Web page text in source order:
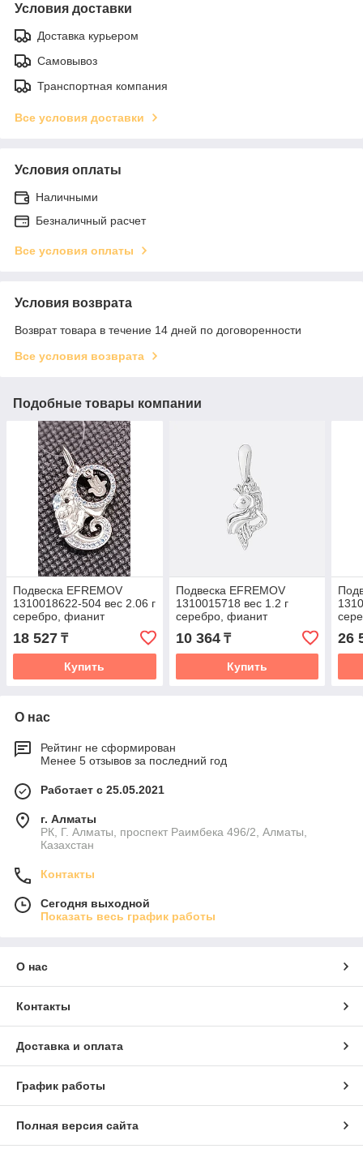
Условия доставки
Доставка курьером
Самовывоз
Транспортная компания
Все условия доставки
Условия оплаты
Наличными
Безналичный расчет
Все условия оплаты
Условия возврата
Возврат товара в течение 14 дней по договоренности
Все условия возврата
Подобные товары компании
Подвеска EFREMOV
1310018622-504 вес 2.06 г
серебро, фианит
18 527 ₸
Купить
Подвеска EFREMOV
1310015718 вес 1.2 г
серебро, фианит
10 364₸
Купить
26
О нас
Рейтинг не сформирован
Менее 5 отзывов за последний год
Работает с 25.05.2021
г. Алматы
РК, Г. Алматы, проспект Раимбека 496/2, Алматы,
Казахстан
Контакты
Сегодня выходной
Показать весь график работы
О нас
Контакты
Доставка и оплата
График работы
Полная версия сайта